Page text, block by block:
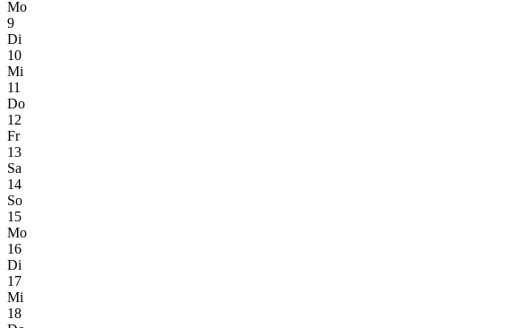
Mo
9
Di
10
Mi
11
Do
12
Fr
13
Sa
14
So
15
Mo
16
Di
17
Mi
18